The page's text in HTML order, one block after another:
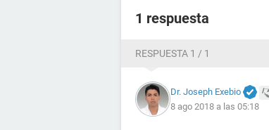
1 respuesta
RESPUESTA 1 / 1
Dr. Joseph Exebio
8 ago 2018 a las 05:18